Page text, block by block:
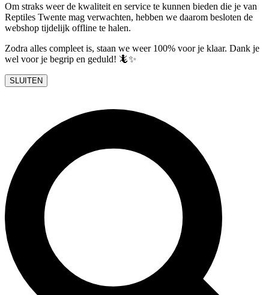
Om straks weer de kwaliteit en service te kunnen bieden die je van
Reptiles Twente mag verwachten, hebben we daarom besloten de
webshop tijdelijk offline te halen.
Zodra alles compleet is, staan we weer 100% voor je klaar. Dank je
wel voor je begrip en geduld! 🦎✨
SLUITEN